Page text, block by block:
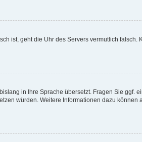
ist, geht die Uhr des Servers vermutlich falsch.
in Ihre Sprache übersetzt. Fragen Sie ggf.
würden. Weitere Informationen dazu können